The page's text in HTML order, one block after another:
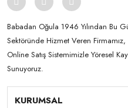
Babadan Oğula 1946 Yılından Bu
Sektöründe Hizmet Veren Firmamız,
Online Satış Sistemimizle Yöresel
Sunuyoruz.
KURUMSAL